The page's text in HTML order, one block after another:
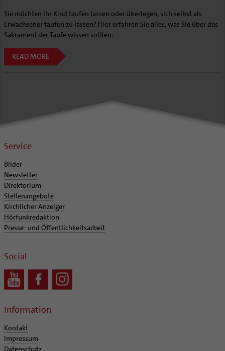
Sie möchten Ihr Kind taufen lassen oder überlegen, sich selbst als
Erwachsener taufen zu lassen? Hier erfahren Sie alles, was Sie über das
Sakrament der Taufe wissen sollten.
READ MORE
Service
Bilder
Newsletter
Direktorium
Stellenangebote
Kirchlicher Anzeiger
Hörfunkredaktion
Presse- und Öffentlichkeitsarbeit
Social
Information
Kontakt
Impressum
Datenschutz